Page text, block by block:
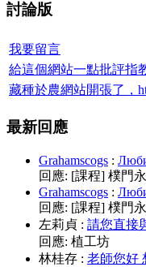
討論版
我要留言
給這個網站一點批評指
藏種於農網站開張了，
最新回應
Grahamscogs :
回應: [課程] 樸門
Grahamscogs :
回應: [課程] 樸門
左莉貞 : 請您直接
回應: 植工坊
林桂存 : 老師您好